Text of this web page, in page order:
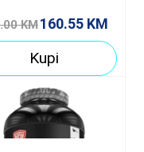
KM160.55 KM
Kupi